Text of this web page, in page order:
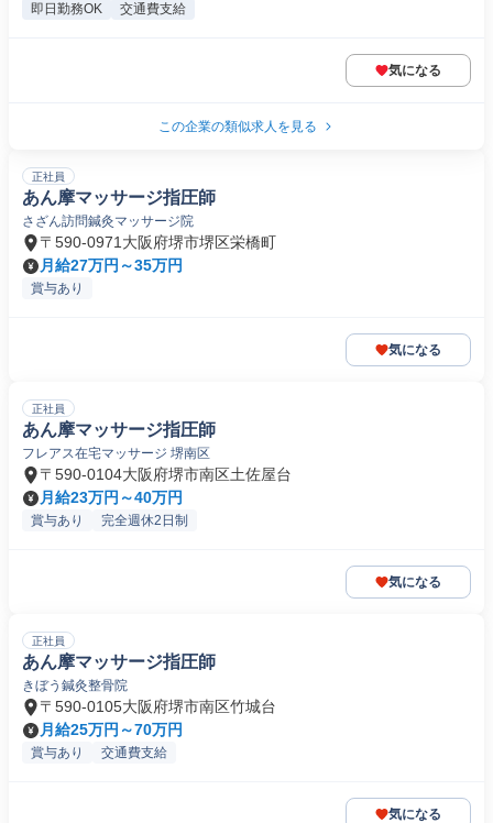
即日勤務OK 交通費支給
気になる
この企業の類似求人を見る
正社員
あん摩マッサージ指圧師
さざん訪問鍼灸マッサージ院
〒590-0971大阪府堺市堺区栄橋町
月給27万円～35万円
賞与あり
気になる
正社員
あん摩マッサージ指圧師
フレアス在宅マッサージ 堺南区
〒590-0104大阪府堺市南区土佐屋台
月給23万円～40万円
賞与あり 完全週休2日制
気になる
正社員
あん摩マッサージ指圧師
きぼう鍼灸整骨院
〒590-0105大阪府堺市南区竹城台
月給25万円～70万円
賞与あり 交通費支給
気になる